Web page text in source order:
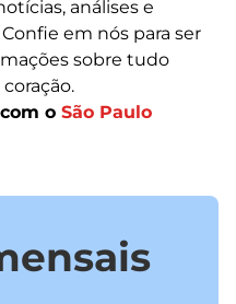
análises e
em nós para ser
sobre tudo
o São Paulo